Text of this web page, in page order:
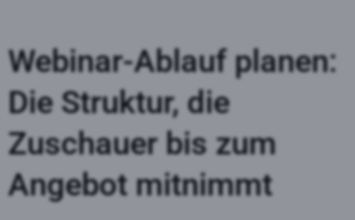
Webinar-Ablauf planen:
Die Struktur, die
Zuschauer bis zum
Angebot mitnimmt